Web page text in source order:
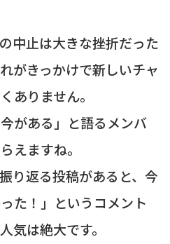
中止は大きな挫折だった
がきっかけで新しいチャ
ありません。
がある」と語るメンバ
えますね。
り返る投稿があると、今
た！」というコメント
気は絶大です。